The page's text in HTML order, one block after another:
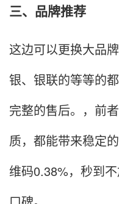
三、品牌推荐
这边可以更换大品
银、银联的等等的
完整的售后。，前
质，都能带来稳定
维码0.38%，秒到